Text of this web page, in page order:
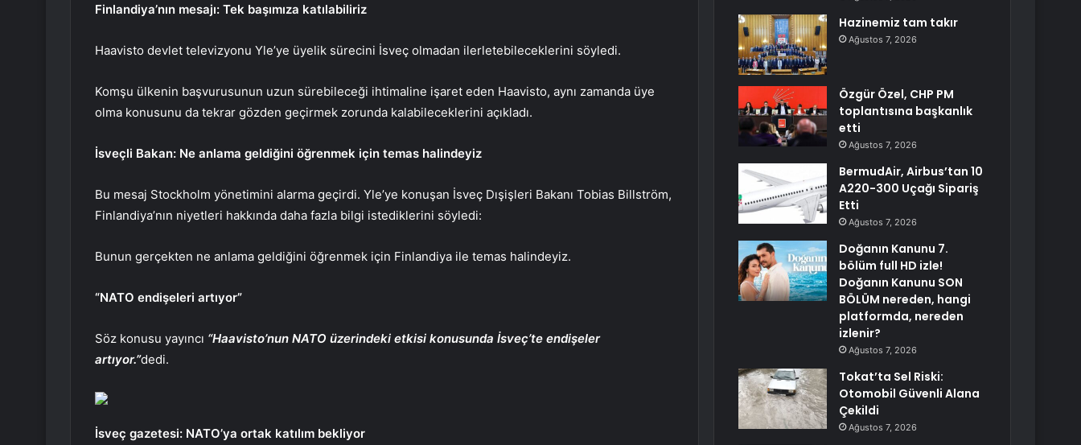
Finlandiya’nın mesajı: Tek başımıza katılabiliriz
Haavisto devlet televizyonu Yle’ye üyelik sürecini İsveç olmadan ilerletebileceklerini söyledi.
Komşu ülkenin başvurusunun uzun sürebileceği ihtimaline işaret eden Haavisto, aynı zamanda üye
olma konusunu da tekrar gözden geçirmek zorunda kalabileceklerini açıkladı.
İsveçli Bakan: Ne anlama geldiğini öğrenmek için temas halindeyiz
Bu mesaj Stockholm yönetimini alarma geçirdi. Yle’ye konuşan İsveç Dışişleri Bakanı Tobias Billström,
Finlandiya’nın niyetleri hakkında daha fazla bilgi istediklerini söyledi:
Bunun gerçekten ne anlama geldiğini öğrenmek için Finlandiya ile temas halindeyiz.
“NATO endişeleri artıyor”
Söz konusu yayıncı “Haavisto’nun NATO üzerindeki etkisi konusunda İsveç’te endişeler
artıyor.”dedi.
İsveç gazetesi: NATO’ya ortak katılım bekliyor
Hazinemiz tam takır
Ağustos 7, 2026
Özgür Özel, CHP PM
toplantısına başkanlık
etti
Ağustos 7, 2026
BermudAir, Airbus’tan 10
A220-300 Uçağı Sipariş
Etti
Ağustos 7, 2026
Doğanın Kanunu 7.
bölüm full HD izle!
Doğanın Kanunu SON
BÖLÜM nereden, hangi
platformda, nereden
izlenir?
Ağustos 7, 2026
Tokat’ta Sel Riski:
Otomobil Güvenli Alana
Çekildi
Ağustos 7, 2026